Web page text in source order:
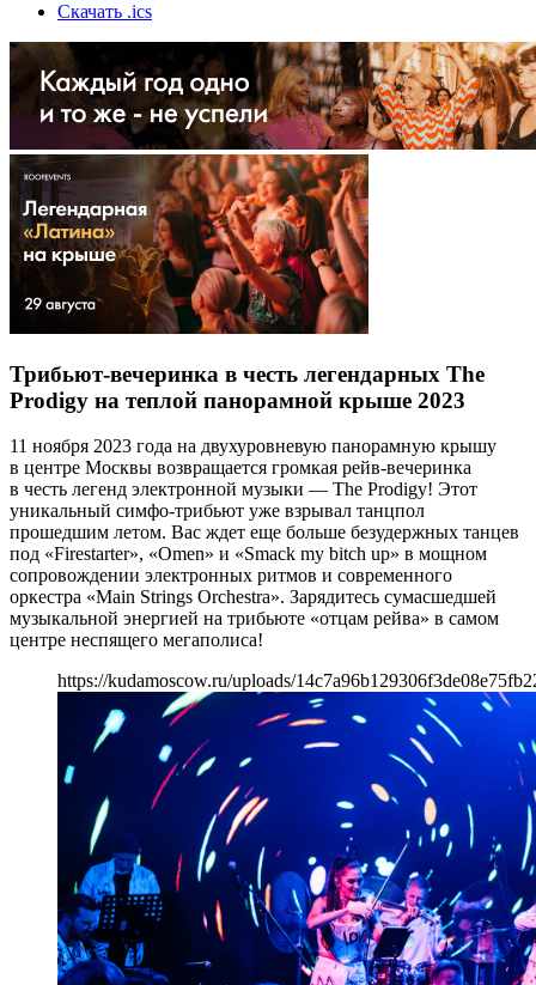
Скачать .ics
Трибьют-вечеринка в честь легендарных The
Prodigy на теплой панорамной крыше 2023
11 ноября 2023 года на двухуровневую панорамную крышу
в центре Москвы возвращается громкая рейв-вечеринка
в честь легенд электронной музыки — The Prodigy! Этот
уникальный симфо-трибьют уже взрывал танцпол
прошедшим летом. Вас ждет еще больше безудержных танцев
под «Firestarter», «Omen» и «Smack my bitch up» в мощном
сопровождении электронных ритмов и современного
оркестра «Main Strings Orchestra». Зарядитесь сумасшедшей
музыкальной энергией на трибьюте «отцам рейва» в самом
центре неспящего мегаполиса!
https://kudamoscow.ru/uploads/